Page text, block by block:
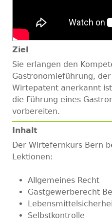
Ziel
Sie erlangen den
Gastronomieführung,
Wirtepatent anerkannt
die Führung eines
vorbereiten.
Inhalt
Der Wirtefernkurs Bern
Lektionen:
Allgemeines Recht
Gastgewerberecht
Selbstkontrolle